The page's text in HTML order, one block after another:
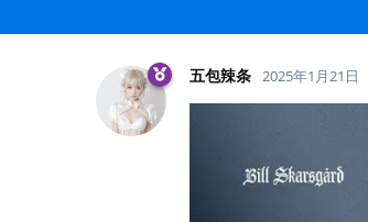
五包辣条 2025年1月21日